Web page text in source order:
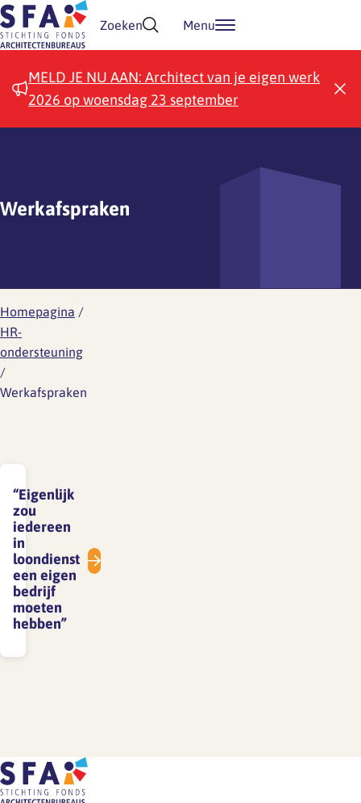
Doorgaan naar inhoud
Zoeken Menu
MELD JE NU AAN: Architect van je eigen werk
2026 op woensdag 23 september
Werkafspraken
Homepagina /
HR-
ondersteuning
/
Werkafspraken
“Eigenlijk
zou
iedereen
in
loondienst
een eigen
bedrijf
moeten
hebben”